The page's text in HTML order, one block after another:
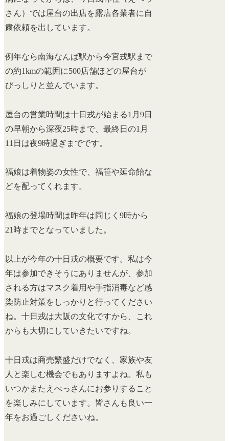
さん）では屋台の出店を露店各業者に自
粛依頼を出しています。
例年なら南海なんば駅から今宮戎駅まで
の約1kmの範囲に500店舗ほどの屋台が
びっしりと並んでいます。
屋台の営業時間は十日戎が始まる1月9日
の早朝から深夜25時まで、最終日の1月
11日は夜9時過ぎまでです。
福娘は着物姿の女性で、福笹や延命飴な
どを配ってくれます。
福娘の登場時間は昨年は同じく9時から
21時までとなっていました。
以上が今年の十日戎の概要です。私は今
年は参加できそうにありませんが、参加
される方はマスク着用や手指消毒など感
染防止対策をしっかりと行ってください
ね。十日戎は大阪の文化ですから、これ
からも大切にしていきたいですね。
十日戎は商売繁盛だけでなく、家族や友
人と楽しむ機会でもありますよね。私も
いつかまたえべっさんにお参りすること
を楽しみにしています。皆さんも良い一
年をお過ごしくださいね。